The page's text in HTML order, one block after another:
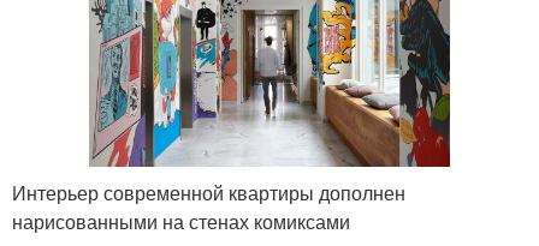
Интерьер современной квартиры дополнен
нарисованными на стенах комиксами